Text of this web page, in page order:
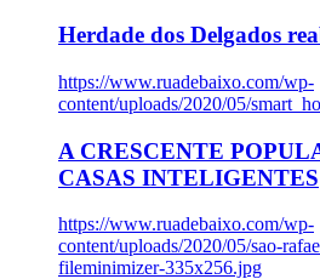
Herdade dos Delgados
https://www.ruadebaixo.com/wp-
content/uploads/2020/05/
A CRESCENTE
CASAS INTELIGENTES
https://www.ruadebaixo.com/wp-
content/uploads/2020/05/sao-
fileminimizer-335x256.jpg